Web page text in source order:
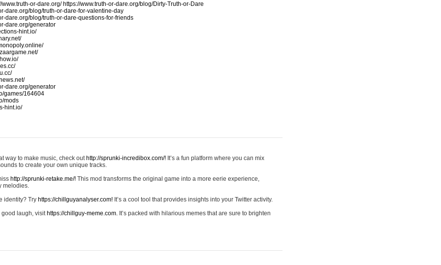
www.truth-or-dare.org/ https://www.truth-or-dare.org/blog/Dirty-Truth-or-Dare
dare.org/blog/truth-or-dare-for-valentine-day
dare.org/blog/truth-or-dare-questions-for-friends
dare.org/generator
hint.io/
dare.org/generator
games/164604
mods
hint.io/
way to make music, check out http://sprunki-incredibox.com/! It’s a fun platform where you can mix
to create your own unique tracks.
http://sprunki-retake.me/! This mod transforms the original game into a more eerie experience,
melodies.
identity? Try https://chillguyanalyser.com! It’s a cool tool that provides insights into your Twitter activity.
good laugh, visit https://chillguy-meme.com. It’s packed with hilarious memes that are sure to brighten